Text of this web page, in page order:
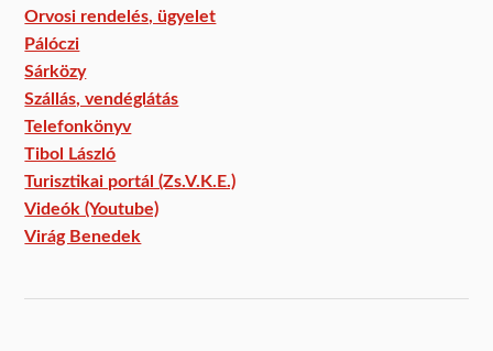
Orvosi rendelés, ügyelet
Pálóczi
Sárközy
Szállás, vendéglátás
Telefonkönyv
Tibol László
Turisztikai portál (Zs.V.K.E.)
Videók (Youtube)
Virág Benedek